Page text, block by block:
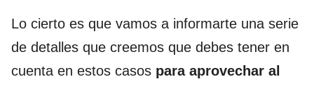
Lo cierto es que vamos a informarte una serie
de detalles que creemos que debes tener en
cuenta en estos casos para aprovechar al